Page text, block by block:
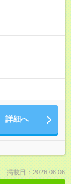
詳細へ
掲載日：2026.08.06